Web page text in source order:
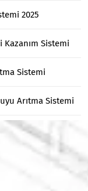
2025
Sistemi
Sistemi
Arıtma Sistemi